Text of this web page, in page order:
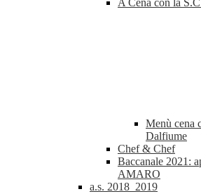
A Cena con la
Menù cena
Dalfiume
Chef & Chef
Baccanale 2021:
AMARO
a.s. 2018_2019